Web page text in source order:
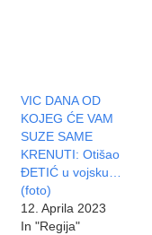
VIC DANA OD
KOJEG ĆE VAM
SUZE SAME
KRENUTI: Otišao
ĐETIĆ u vojsku…
(foto)
12. Aprila 2023
In "Regija"